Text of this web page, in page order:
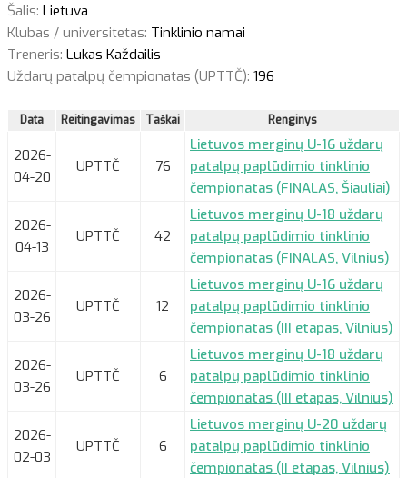
Šalis: Lietuva
Klubas / universitetas: Tinklinio namai
Treneris: Lukas Každailis
Uždarų patalpų čempionatas (UPTTČ): 196
Data Reitingavimas Taškai Renginys
2026-
04-20
UPTTČ 76
Lietuvos merginų U-16 uždarų
patalpų paplūdimio tinklinio
čempionatas (FINALAS, Šiauliai)
2026-
04-13
UPTTČ 42
Lietuvos merginų U-18 uždarų
patalpų paplūdimio tinklinio
čempionatas (FINALAS, Vilnius)
2026-
03-26
UPTTČ 12
Lietuvos merginų U-16 uždarų
patalpų paplūdimio tinklinio
čempionatas (III etapas, Vilnius)
2026-
03-26
UPTTČ 6
Lietuvos merginų U-18 uždarų
patalpų paplūdimio tinklinio
čempionatas (III etapas, Vilnius)
2026-
02-03
UPTTČ 6
Lietuvos merginų U-20 uždarų
patalpų paplūdimio tinklinio
čempionatas (II etapas, Vilnius)